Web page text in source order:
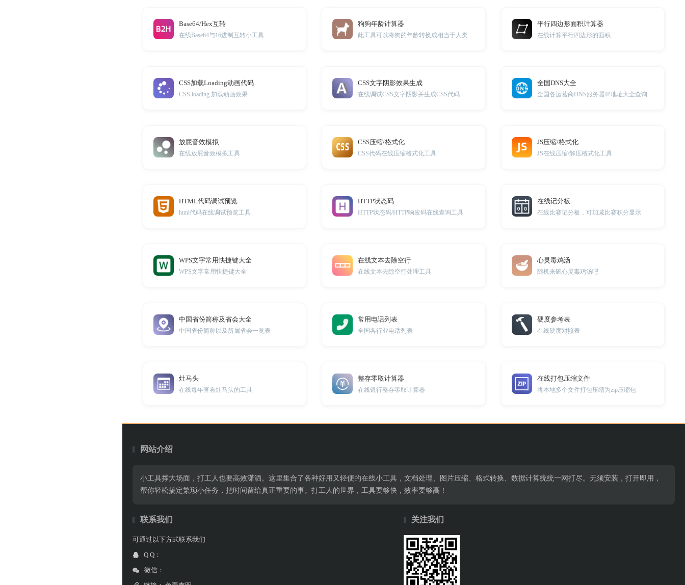
Base64/Hex互转
在线Base64与16进制互转小工具
狗狗年龄计算器 平行四边形面积计算器
在线计算平行四边形的面积
CSS加载Loading动画代码
CSS loading 加载动画效果
CSS文字阴影效果生成
在线调试CSS文字阴影并生成CSS代码
全国DNS大全
全国各运营商DNS服务器IP地址大全查询
放屁音效模拟
在线放屁音效模拟工具
CSS压缩/格式化
CSS代码在线压缩格式化工具
JS压缩/格式化
JS在线压缩/解压格式化工具
HTML代码调试预览
html代码在线调试预览工具
HTTP状态码
HTTP状态码/HTTP响应码在线查询工具
在线记分板
在线比赛记分板，可加减比赛积分显示
WPS文字常用快捷键大全
WPS文字常用快捷键大全
在线文本去除空行
在线文本去除空行处理工具
心灵毒鸡汤
随机来碗心灵毒鸡汤吧
中国省份简称及省会大全
中国省份简称以及所属省会一览表
常用电话列表
全国各行业电话列表
硬度参考表
在线硬度对照表
灶马头
在线每年查看灶马头的工具
整存零取计算器
在线银行整存零取计算器
在线打包压缩文件
将本地多个文件打包压缩为zip压缩包
网站介绍
小工具撑大场面，打工人也要高效潇洒。这里集合了各种好用又轻便的在线小工具，文档处理、图片压缩、格式转换、数据计算统统一网打尽。无须安装，打开即用，
帮你轻松搞定繁琐小任务，把时间留给真正重要的事。打工人的世界，工具要够快，效率要够高！
关注我们
联系我们
可通过以下方式联系我们
Q Q：
微信：